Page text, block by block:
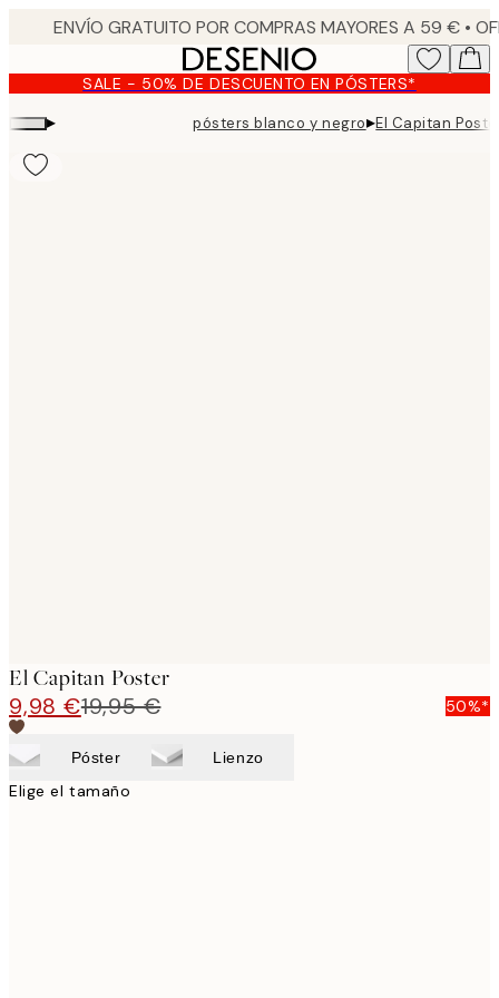
content.SALE - 50% DE DESCUENTO EN PÓSTERS*
▸ pósters blanco y negro▸El Capitan
El Capitan Poster
9,98 €19,95 € 50%*
Póster Lienzo
Elige el tamaño